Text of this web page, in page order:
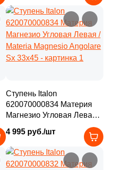
Ступень Italon
620070000834 Материя
Магнезио Угловая Левая /
Materia Magnesio Angolare
Sx 33x45
4 995 руб./шт